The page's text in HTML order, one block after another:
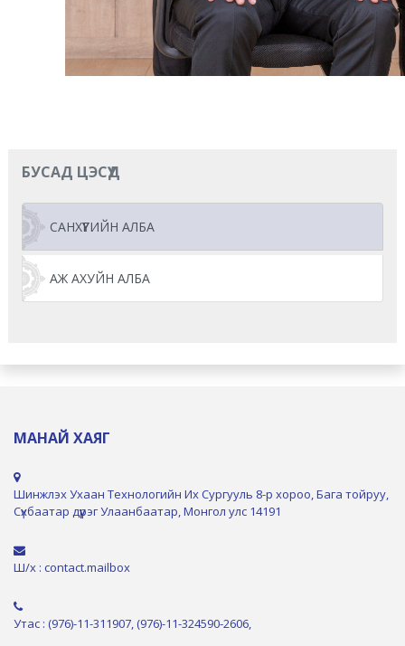
БУСАД ЦЭСҮҮД
САНХҮҮГИЙН АЛБА
АЖ АХУЙН АЛБА
МАНАЙ ХАЯГ
Шинжлэх Ухаан Технологийн Их Сургууль 8-р хороо, Бага тойруу,
Сүхбаатар дүүрэг Улаанбаатар, Монгол улс 14191
Ш/х : contact.mailbox
Утас : (976)-11-311907, (976)-11-324590-2606,